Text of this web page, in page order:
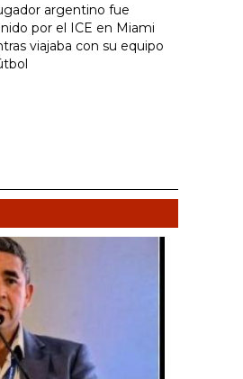
argentino fue
por el ICE en Miami
viajaba con su equipo